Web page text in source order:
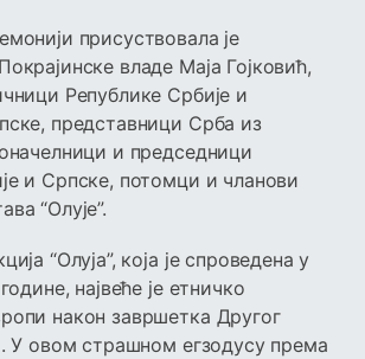
присуствовала је
владе Маја Гојковић,
Републике Србије и
представници Срба из
и председници
и Српске, потомци и чланови
“Олује”.
“Олуја”, која је спроведена у
највеће је етничко
након завршетка Другог
У овом страшном егзодусу према